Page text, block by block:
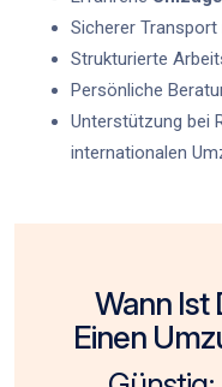
Sicherer
Strukturierte
Persönliche
Unterstützung bei
internationalen
Wann Ist
Einen